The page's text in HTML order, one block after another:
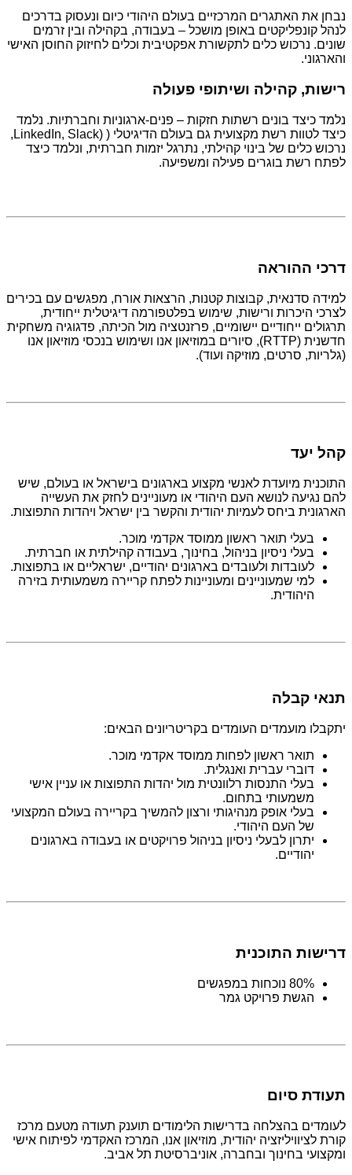
נבחן את האתגרים המרכזיים בעולם היהודי כיום ונעסוק בדרכים
לנהל קונפליקטים באופן מושכל – בעבודה, בקהילה ובין זרמים
שונים. נרכוש כלים לתקשורת אפקטיבית וכלים לחיזוק החוסן האישי
והארגוני.
רישות, קהילה ושיתופי פעולה
נלמד כיצד בונים רשתות חזקות – פנים-ארגוניות וחברתיות. נלמד
כיצד לטוות רשת מקצועית גם בעולם הדיגיטלי ( (LinkedIn, Slack,
נרכוש כלים של בינוי קהילתי, נתרגל יזמות חברתית, ונלמד כיצד
לפתח רשת בוגרים פעילה ומשפיעה.
דרכי ההוראה
למידה סדנאית, קבוצות קטנות, הרצאות אורח, מפגשים עם בכירים
לצרכי היכרות ורישות, שימוש בפלטפורמה דיגיטלית ייחודית,
תרגולים ייחודיים יישומיים, פרזנטציה מול הכיתה, פדגוגיה משחקית
חדשנית (RTTP), סיורים במוזיאון אנו ושימוש בנכסי מוזיאון אנו
(גלריות, סרטים, מוזיקה ועוד).
קהל יעד
התוכנית מיועדת לאנשי מקצוע בארגונים בישראל או בעולם, שיש
להם נגיעה לנושא העם היהודי או מעוניינים לחזק את העשייה
הארגונית ביחס לעמיות יהודית והקשר בין ישראל ויהדות התפוצות.
בעלי תואר ראשון ממוסד אקדמי מוכר.
בעלי ניסיון בניהול, בחינוך, בעבודה קהילתית או חברתית.
לעובדות ולעובדים בארגונים יהודיים, ישראליים או בתפוצות.
למי שמעוניינים ומעוניינות לפתח קריירה משמעותית בזירה
היהודית.
תנאי קבלה
יתקבלו מועמדים העומדים בקריטריונים הבאים:
תואר ראשון לפחות ממוסד אקדמי מוכר.
דוברי עברית ואנגלית.
בעלי התנסות רלוונטית מול יהדות התפוצות או עניין אישי
משמעותי בתחום.
בעלי אופק מנהיגותי ורצון להמשיך בקריירה בעולם המקצועי
של העם היהודי.
יתרון לבעלי ניסיון בניהול פרויקטים או בעבודה בארגונים
יהודיים.
דרישות התוכנית
80% נוכחות במפגשים
הגשת פרויקט גמר
תעודת סיום
לעומדים בהצלחה בדרישות הלימודים תוענק תעודה מטעם מרכז
קורת לציוויליזציה יהודית, מוזיאון אנו, המרכז האקדמי לפיתוח אישי
ומקצועי בחינוך ובחברה, אוניברסיטת תל אביב.